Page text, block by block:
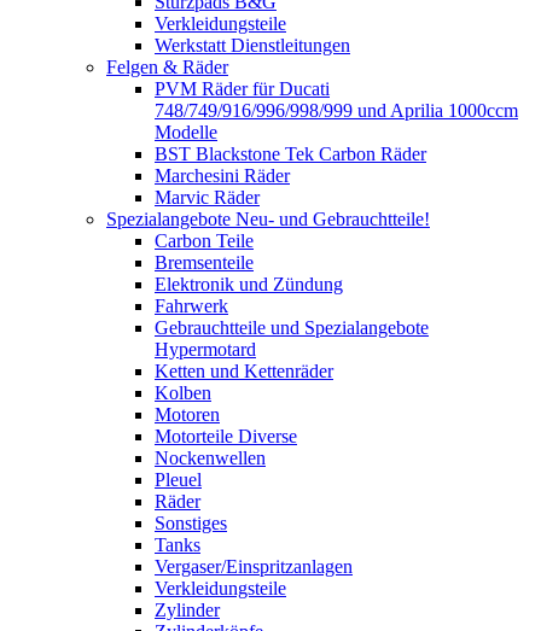
Verkleidungsteile
Werkstatt Dienstleitungen
Felgen & Räder
PVM Räder für Ducati
748/749/916/996/998/999 und Aprilia 1000ccm
Modelle
BST Blackstone Tek Carbon Räder
Marchesini Räder
Marvic Räder
Spezialangebote Neu- und Gebrauchtteile!
Carbon Teile
Bremsenteile
Elektronik und Zündung
Fahrwerk
Gebrauchtteile und Spezialangebote
Hypermotard
Ketten und Kettenräder
Kolben
Motoren
Motorteile Diverse
Nockenwellen
Pleuel
Räder
Sonstiges
Tanks
Vergaser/Einspritzanlagen
Verkleidungsteile
Zylinder